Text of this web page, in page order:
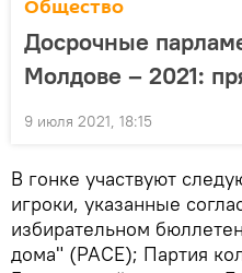
Общество
Досрочные
Молдове – 2021:
9 июля 2021, 18:15
В гонке участвуют
игроки, указанные
избирательном
дома" (PACE); Партия